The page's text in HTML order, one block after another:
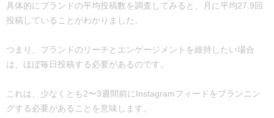
具体的にブランドの平均投稿数を調査してみると、月に平均27.9回
投稿していることがわかりました。
つまり、ブランドのリーチとエンゲージメントを維持したい場合
は、ほぼ毎日投稿する必要があるのです。
これは、少なくとも2〜3週間前にInstagramフィードをプランニン
グする必要があることを意味します。